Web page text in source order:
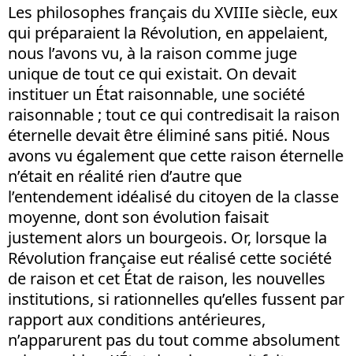
Les philosophes français du XVIIIe siècle, eux
qui préparaient la Révolution, en appelaient,
nous l’avons vu, à la raison comme juge
unique de tout ce qui existait. On devait
instituer un État raisonnable, une société
raisonnable ; tout ce qui contredisait la raison
éternelle devait être éliminé sans pitié. Nous
avons vu également que cette raison éternelle
n’était en réalité rien d’autre que
l’entendement idéalisé du citoyen de la classe
moyenne, dont son évolution faisait
justement alors un bourgeois. Or, lorsque la
Révolution française eut réalisé cette société
de raison et cet État de raison, les nouvelles
institutions, si rationnelles qu’elles fussent par
rapport aux conditions antérieures,
n’apparurent pas du tout comme absolument